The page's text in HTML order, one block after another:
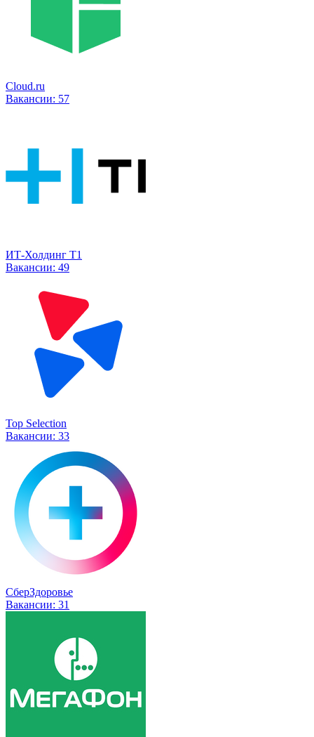
Cloud.ru
Вакансии: 57
ИТ-Холдинг Т1
Вакансии: 49
Top Selection
Вакансии: 33
СберЗдоровье
Вакансии: 31